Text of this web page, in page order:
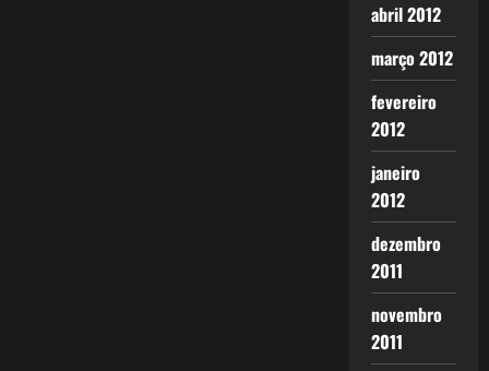
abril 2012
março 2012
fevereiro
2012
janeiro
2012
dezembro
2011
novembro
2011